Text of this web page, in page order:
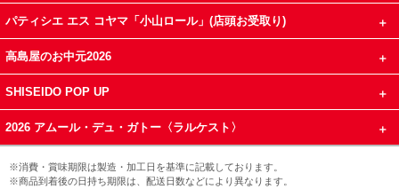
パティシエ エス コヤマ「小山ロール」(店頭お受取り)
高島屋のお中元2026
SHISEIDO POP UP
2026 アムール・デュ・ガトー〈ラルケスト〉
※消費・賞味期限は製造・加工日を基準に記載しております。
※商品到着後の日持ち期限は、配送日数などにより異なります。